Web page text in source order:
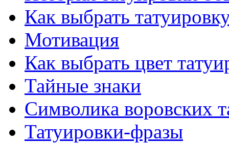
Как выбрать
Мотивация
Как выбрать цвет
Тайные знаки
Символикa воровских
Татуировки-фразы